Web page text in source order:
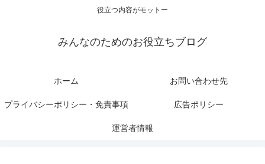
役立つ内容がモットー
みんなのためのお役立ちブログ
ホーム お問い合わせ先
プライバシーポリシー・免責事項 広告ポリシー
運営者情報